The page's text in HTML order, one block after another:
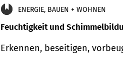
ENERGIE, BAUEN + WOHNEN
Feuchtigkeit und
Erkennen, beseitigen,